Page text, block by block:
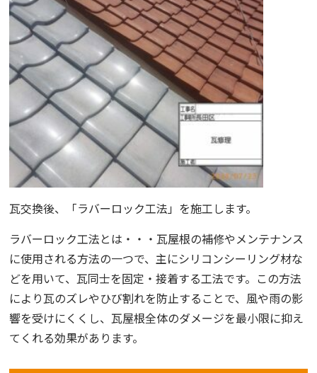
瓦交換後、「ラバーロック工法」を施工します。
ラバーロック工法とは・・・瓦屋根の補修やメンテナンス
に使用される方法の一つで、主にシリコンシーリング材な
どを用いて、瓦同士を固定・接着する工法です。この方法
により瓦のズレやひび割れを防止することで、風や雨の影
響を受けにくくし、瓦屋根全体のダメージを最小限に抑え
てくれる効果があります。